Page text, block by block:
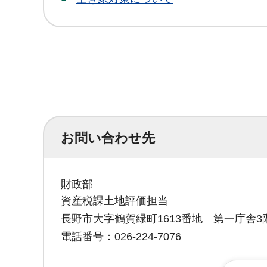
お問い合わせ先
財政部
資産税課土地評価担当
長野市大字鶴賀緑町1613番地 第一庁舎3
電話番号：026-224-7076